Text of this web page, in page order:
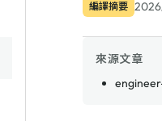
編譯摘要
來源文章